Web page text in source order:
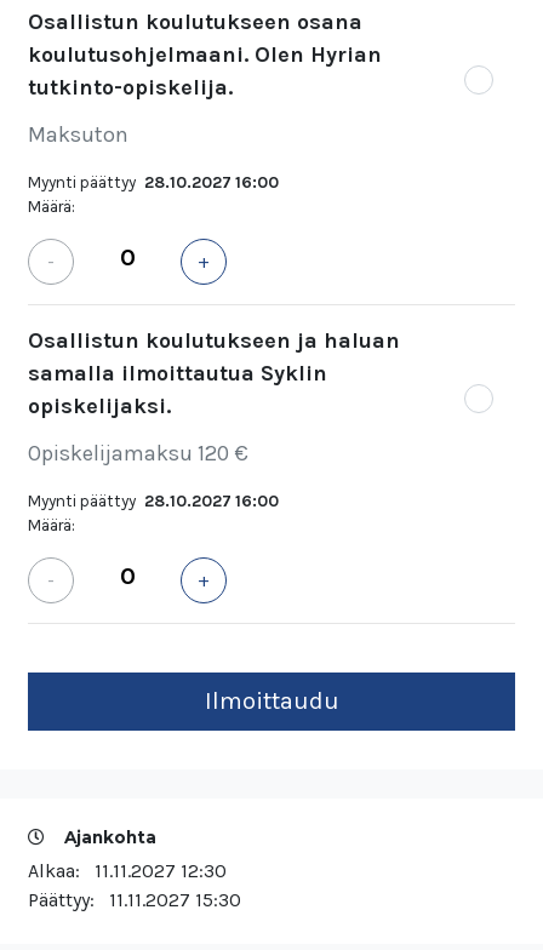
Osallistun koulutukseen osana
koulutusohjelmaani. Olen Hyrian
tutkinto-opiskelija.
Maksuton
Myynti päättyy 28.10.2027 16:00
Määrä:
- +
Osallistun koulutukseen ja haluan
samalla ilmoittautua Syklin
opiskelijaksi.
Opiskelijamaksu 120 €
Myynti päättyy 28.10.2027 16:00
Määrä:
- +
Ajankohta
Alkaa: 11.11.2027 12:30
Päättyy: 11.11.2027 15:30